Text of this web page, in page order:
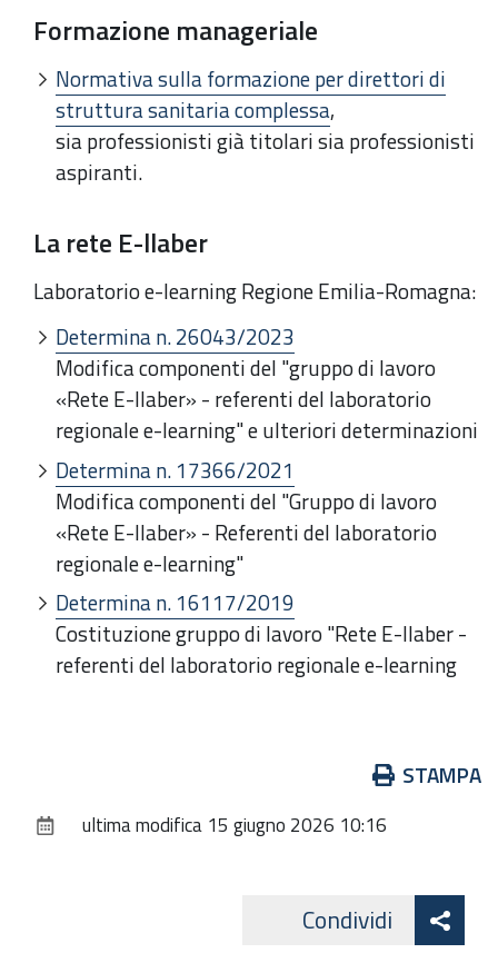
Formazione manageriale
Normativa sulla formazione per direttori di
struttura sanitaria complessa,
siaprofessionisti già titolari sia professionisti
aspiranti.
La rete E-llaber
Laboratorio e-learning Regione Emilia-Romagna:
Determina n. 26043/2023
Modifica componenti del "gruppo di lavoro
«Rete E-llaber» - referenti del laboratorio
regionale e-learning" e ulteriori determinazioni
Determina n. 17366/2021
Modifica componenti del "Gruppo di lavoro
«Rete E-llaber» - Referenti del laboratorio
regionale e-learning"
Determina n. 16117/2019
Costituzione gruppo di lavoro "Rete E-llaber -
referenti del laboratorio regionale e-learning
documento
STAMPA
ultima modifica 15 giugno 2026 10:16
Condividi